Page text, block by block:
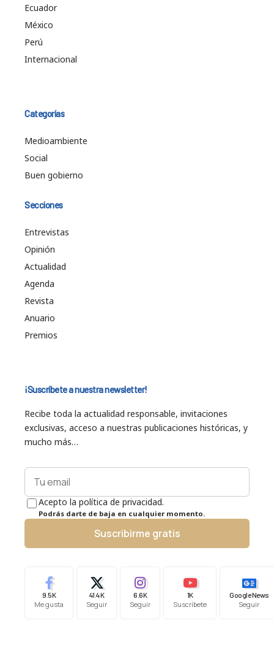
Ecuador
México
Perú
Internacional
Categorías
Medioambiente
Social
Buen gobierno
Secciones
Entrevistas
Opinión
Actualidad
Agenda
Revista
Anuario
Premios
¡Suscríbete a nuestra newsletter!
Recibe toda la actualidad responsable, invitaciones
exclusivas, acceso a nuestras publicaciones históricas, y
mucho más…
Acepto la política de privacidad.
Podrás darte de baja en cualquier momento.
Suscribirme gratis
9.5K
Me gusta
41.4K
Seguir
6.6K
Seguir
1K
Suscríbete
Google News
Seguir